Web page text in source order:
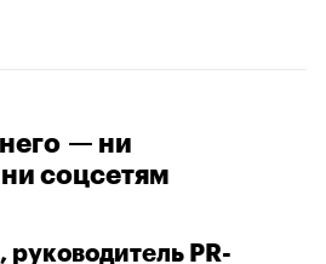
— ни
соцсетям
PR-